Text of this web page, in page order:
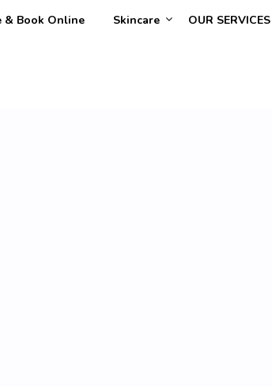
& Book Online Skincare OUR SERVICES